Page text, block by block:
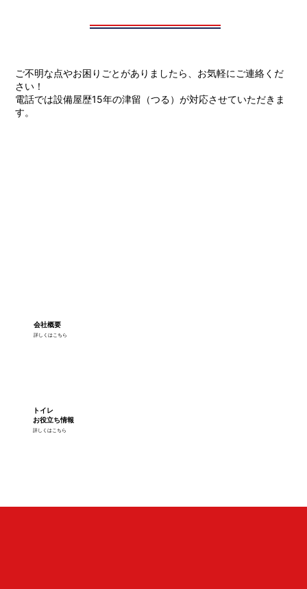
ご不明な点やお困りごとがありましたら、お気軽にご連絡くだ
さい！
電話では設備屋歴15年の津留（つる）が対応させていただきま
す。
詳しくはこちら
会社概要
詳しくはこちら
トイレ
お役立ち情報